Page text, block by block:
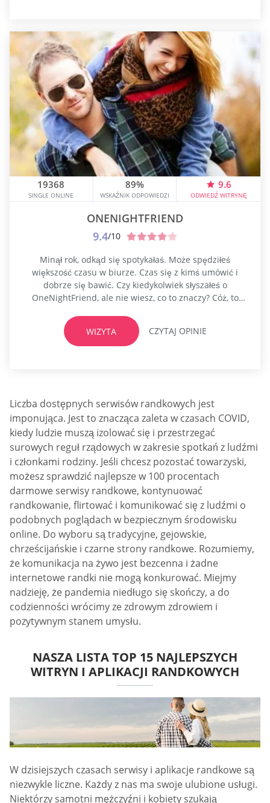
19368
SINGLE ONLINE
89%
WSKAŹNIK ODPOWIEDZI
9.6
ODWIEDŹ WITRYNĘ
ONENIGHTFRIEND
9.4/10
Minął rok, odkąd się spotykałaś. Może spędziłeś
większość czasu w biurze. Czas się z kimś umówić i
dobrze się bawić. Czy kiedykolwiek słyszałeś o
OneNightFriend, ale nie wiesz, co to znaczy? Cóż, to
znaleźć przypadkowe randki. Tak, dobrze słyszałeś!
Wcześniej trzeba było iść do baru, żeby spotkać się z
jednym mężczyzną lub singielka...
WIZYTA CZYTAJ OPINIE
Liczba dostępnych serwisów randkowych jest
imponująca. Jest to znacząca zaleta w czasach COVID,
kiedy ludzie muszą izolować się i przestrzegać
surowych reguł rządowych w zakresie spotkań z ludźmi
i członkami rodziny. Jeśli chcesz pozostać towarzyski,
możesz sprawdzić najlepsze w 100 procentach
darmowe serwisy randkowe, kontynuować
randkowanie, flirtować i komunikować się z ludźmi o
podobnych poglądach w bezpiecznym środowisku
online. Do wyboru są tradycyjne, gejowskie,
chrześcijańskie i czarne strony randkowe. Rozumiemy,
że komunikacja na żywo jest bezcenna i żadne
internetowe randki nie mogą konkurować. Miejmy
nadzieję, że pandemia niedługo się skończy, a do
codzienności wrócimy ze zdrowym zdrowiem i
pozytywnym stanem umysłu.
NASZA LISTA TOP 15 NAJLEPSZYCH
WITRYN I APLIKACJI RANDKOWYCH
W dzisiejszych czasach serwisy i aplikacje randkowe są
niezwykle liczne. Każdy z nas ma swoje ulubione usługi.
Niektórzy samotni mężczyźni i kobiety szukają